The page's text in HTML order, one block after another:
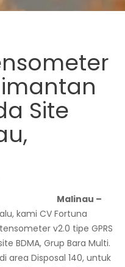
Site
Malinau –
kami CV Fortuna
v2.0 tipe GPRS
BDMA, Grup Bara Multi.
area Disposal 140, untuk